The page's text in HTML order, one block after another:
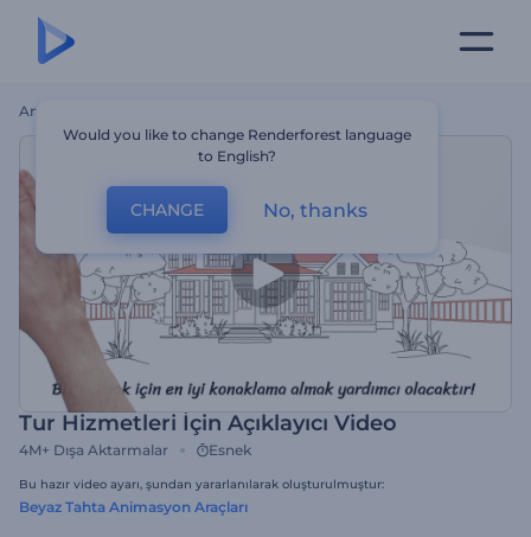
Ana Sayfa
Tur Hizmetleri İçin Açıklayıcı Video
4M+ Dışa Aktarmalar Esnek
Bu hazır video ayarı, şundan yararlanılarak oluşturulmuştur:
Beyaz Tahta Animasyon Araçları
Would you like to change Renderforest language
to English?
CHANGE No, thanks